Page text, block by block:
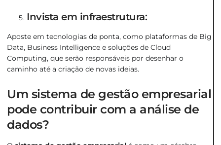
Invista em infraestrutura:
Aposte em tecnologias de ponta, como plataformas de Big
Data, Business Intelligence e soluções de Cloud
Computing, que serão responsáveis por desenhar o
caminho até a criação de novas ideias.
Um sistema de gestão empresarial
pode contribuir com a análise de
dados?